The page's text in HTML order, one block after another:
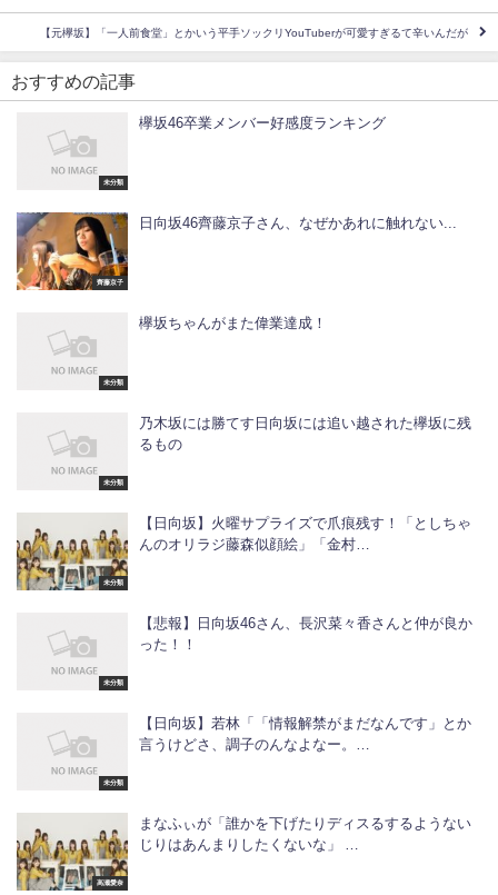
【元欅坂】「一人前食堂」とかいう平手ソックリYouTuberが可愛すぎるて辛いんだが
おすすめの記事
未分類
欅坂46卒業メンバー好感度ランキング
齊藤京子
日向坂46齊藤京子さん、なぜかあれに触れない...
未分類
欅坂ちゃんがまた偉業達成！
未分類
乃木坂には勝てす日向坂には追い越された欅坂に残
るもの
未分類
【日向坂】火曜サプライズで爪痕残す！「としちゃ
んのオリラジ藤森似顔絵」「金村…
未分類
【悲報】日向坂46さん、長沢菜々香さんと仲が良か
った！！
未分類
【日向坂】若林「「情報解禁がまだなんです」とか
言うけどさ、調子のんなよなー。…
高瀬愛奈
まなふぃが「誰かを下げたりディスるするようない
じりはあんまりしたくないな」 …